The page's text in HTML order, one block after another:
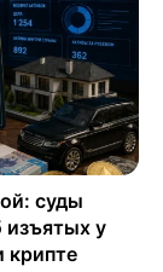
суды
изъятых у
крипте